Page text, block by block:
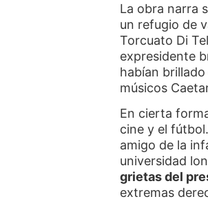
La obra narra
un refugio de
Torcuato Di
expresidente
habían
músicos
En cierta
cine y el
amigo de la
universidad
grietas del
extremas